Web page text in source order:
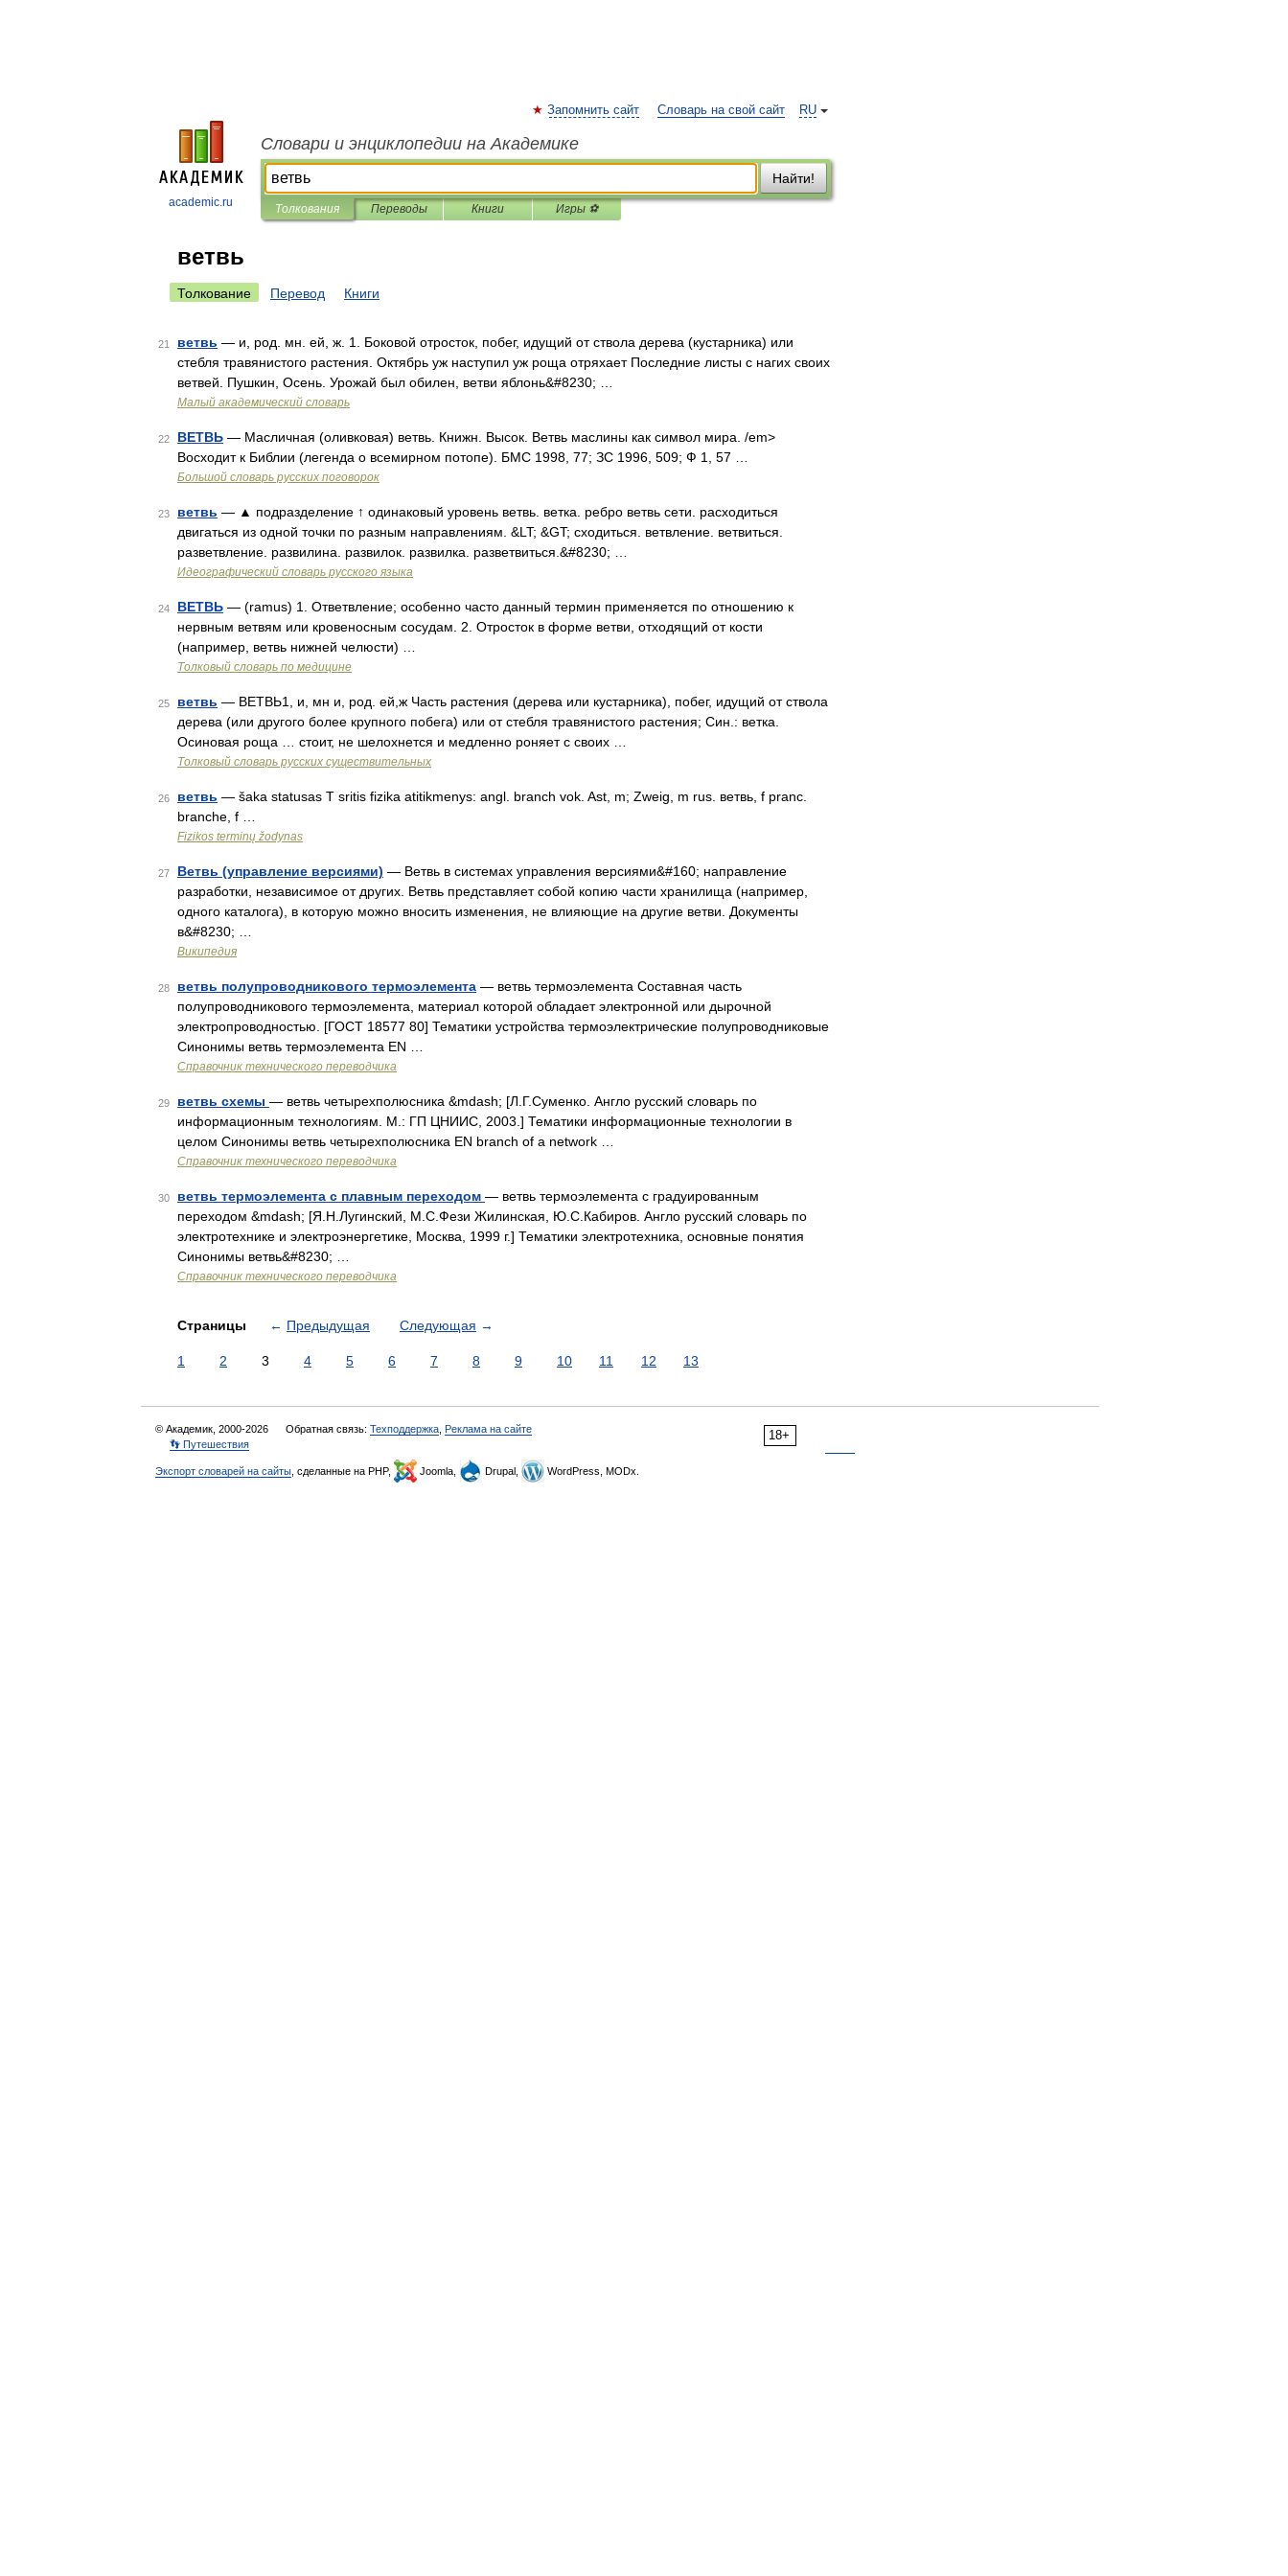
academic.ru
RU
Запомнить сайт Словарь на свой сайт
Словари и энциклопедии на Академике
Найти!
Толкования Переводы Книги Игры ⚽
ветвь
Толкование Перевод Книги
21 ветвь — и, род. мн. ей, ж. 1. Боковой отросток, побег, идущий от ствола дерева (кустарника) или
стебля травянистого растения. Октябрь уж наступил уж роща отряхает Последние листы с нагих своих
ветвей. Пушкин, Осень. Урожай был обилен, ветви яблонь&#8230; …
Малый академический словарь
22 ВЕТВЬ — Масличная (оливковая) ветвь. Книжн. Высок. Ветвь маслины как символ мира. /em>
Восходит к Библии (легенда о всемирном потопе). БМС 1998, 77; ЗС 1996, 509; Ф 1, 57 …
Большой словарь русских поговорок
23 ветвь — ▲ подразделение ↑ одинаковый уровень ветвь. ветка. ребро ветвь сети. расходиться
двигаться из одной точки по разным направлениям. &LT; &GT; сходиться. ветвление. ветвиться.
разветвление. развилина. развилок. развилка. разветвиться.&#8230; …
Идеографический словарь русского языка
24 ВЕТВЬ — (ramus) 1. Ответвление; особенно часто данный термин применяется по отношению к
нервным ветвям или кровеносным сосудам. 2. Отросток в форме ветви, отходящий от кости
(например, ветвь нижней челюсти) …
Толковый словарь по медицине
25 ветвь — ВЕТВЬ1, и, мн и, род. ей,ж Часть растения (дерева или кустарника), побег, идущий от ствола
дерева (или другого более крупного побега) или от стебля травянистого растения; Син.: ветка.
Осиновая роща … стоит, не шелохнется и медленно роняет с своих …
Толковый словарь русских существительных
26 ветвь — šaka statusas T sritis fizika atitikmenys: angl. branch vok. Ast, m; Zweig, m rus. ветвь, f pranc.
branche, f …
Fizikos terminų žodynas
27 Ветвь (управление версиями) — Ветвь в системах управления версиями&#160; направление
разработки, независимое от других. Ветвь представляет собой копию части хранилища (например,
одного каталога), в которую можно вносить изменения, не влияющие на другие ветви. Документы
в&#8230; …
Википедия
28 ветвь полупроводникового термоэлемента — ветвь термоэлемента Составная часть
полупроводникового термоэлемента, материал которой обладает электронной или дырочной
электропроводностью. [ГОСТ 18577 80] Тематики устройства термоэлектрические полупроводниковые
Синонимы ветвь термоэлемента EN …
Справочник технического переводчика
29 ветвь схемы — ветвь четырехполюсника &mdash; [Л.Г.Суменко. Англо русский словарь по
информационным технологиям. М.: ГП ЦНИИС, 2003.] Тематики информационные технологии в
целом Синонимы ветвь четырехполюсника EN branch of a network …
Справочник технического переводчика
30 ветвь термоэлемента с плавным переходом — ветвь термоэлемента с градуированным
переходом &mdash; [Я.Н.Лугинский, М.С.Фези Жилинская, Ю.С.Кабиров. Англо русский словарь по
электротехнике и электроэнергетике, Москва, 1999 г.] Тематики электротехника, основные понятия
Синонимы ветвь&#8230; …
Справочник технического переводчика
Страницы ← Предыдущая Следующая →
1 2 3 4 5 6 7 8 9 10 11 12 13
18+
© Академик, 2000-2026 Обратная связь: Техподдержка Реклама на сайте
👣 Путешествия
Экспорт словарей на сайты , сделанные на PHP, Joomla, Drupal, WordPress, MODx.